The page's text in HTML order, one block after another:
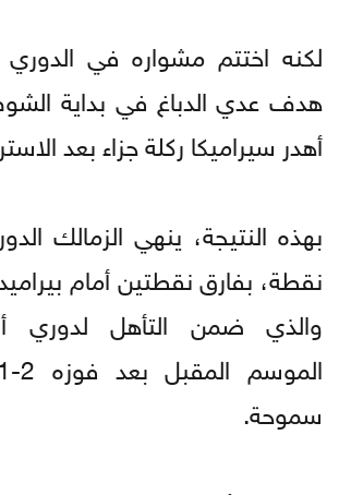
لكنه اختتم مشواره في
هدف عدي الدباغ في بداية
أهدر سيراميكا ركلة جزاء بعد
نقطة، بفارق نقطتين أمام
والذي ضمن التأهل لدوري
سموحة.